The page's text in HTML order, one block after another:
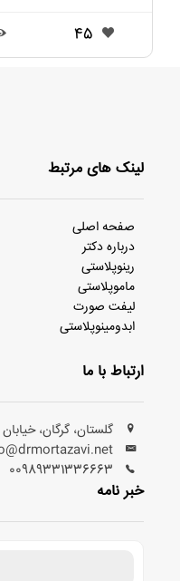
لینک های مرتبط
صفحه اصلی
درباره دکتر
رینوپلاستی
ماموپلاستی
لیفت صورت
ابدومینوپلاستی
ارتباط با ما
گلستان، گرگان،
خبر نامه